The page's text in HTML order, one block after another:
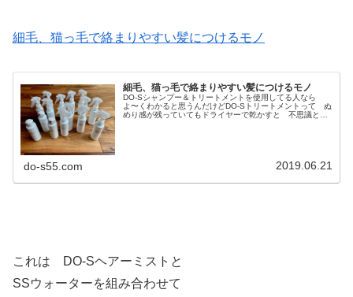
細毛、猫っ毛で絡まりやすい髪につけるモノ
細毛、猫っ毛で絡まりやすい髪につけるモノ
DO-Sシャンプー＆トリートメントを使用してる人なら
よ〜くわかると思うんだけどDO-Sトリートメントって ぬ
めり感が残っていてもドライヤーで乾かすと 不思議と浸
do-s55.com 2019.06.21
これは DO-Sヘアーミストと
SSウォーターを組み合わせて